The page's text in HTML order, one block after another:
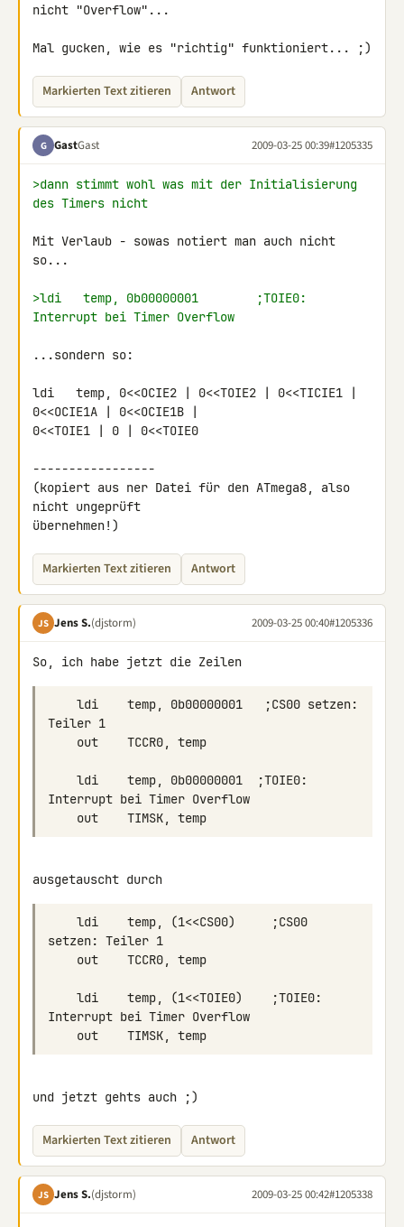
nicht "Overflow"...
Mal gucken, wie es "richtig" funktioniert... ;)
Markierten Text zitieren Antwort
G GastGast 2009-03-25 00:39#1205335
>dann stimmt wohl was mit der Initialisierung
des Timers nicht
Mit Verlaub - sowas notiert man auch nicht
so...
>ldi   temp, 0b00000001        ;TOIE0:
Interrupt bei Timer Overflow
...sondern so:
ldi   temp, 0<<OCIE2 | 0<<TOIE2 | 0<<TICIE1 |
0<<OCIE1A | 0<<OCIE1B |
0<<TOIE1 | 0 | 0<<TOIE0
-----------------
(kopiert aus ner Datei für den ATmega8, also
nicht ungeprüft
übernehmen!)
Markierten Text zitieren Antwort
JS Jens S.(djstorm) 2009-03-25 00:40#1205336
und jetzt gehts auch ;)
Markierten Text zitieren Antwort
JS Jens S.(djstorm) 2009-03-25 00:42#1205338